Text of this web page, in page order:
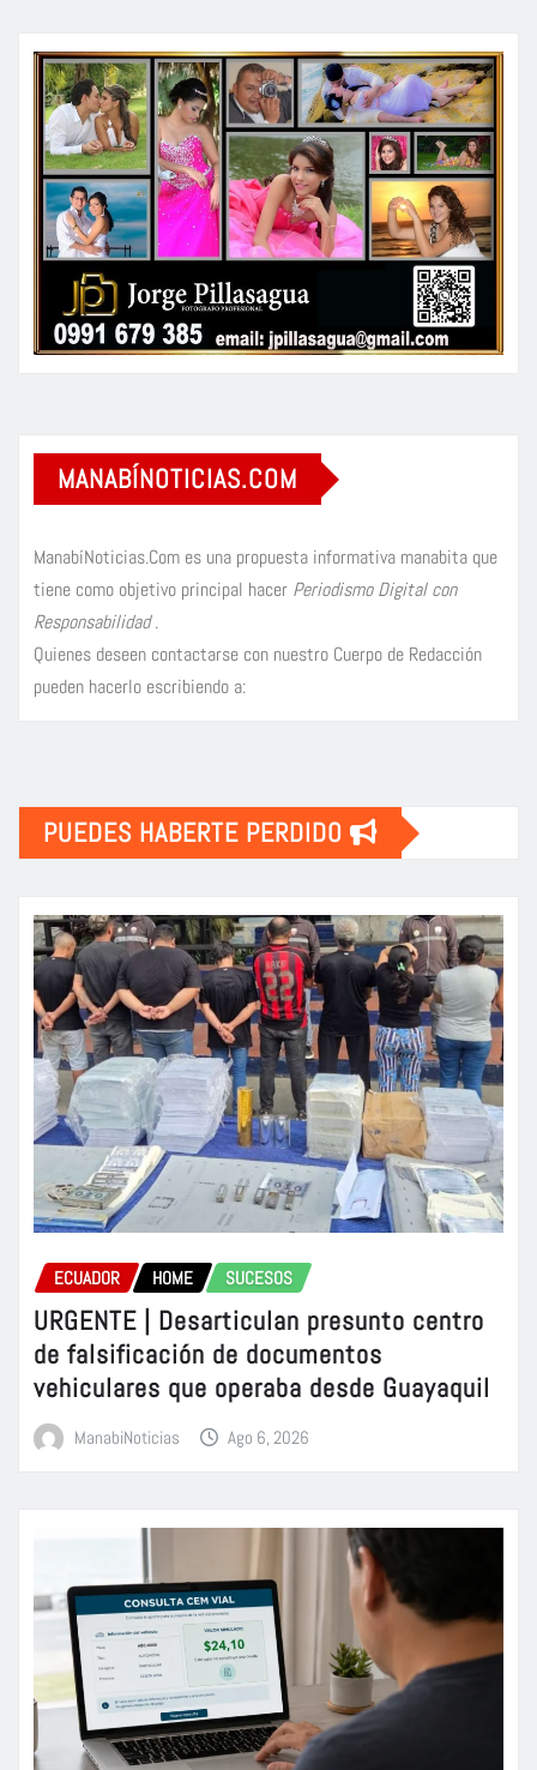
MANABÍNOTICIAS.COM
ManabíNoticias.Com es una propuesta informativa manabita que
tiene como objetivo principal hacer Periodismo Digital con
Responsabilidad.
Quienes deseen contactarse con nuestro Cuerpo de Redacción
pueden hacerlo escribiendo a:
PUEDES HABERTE PERDIDO
ECUADOR HOME SUCESOS
URGENTE | Desarticulan presunto centro
de falsificación de documentos
vehiculares que operaba desde Guayaquil
ManabiNoticias Ago 6, 2026